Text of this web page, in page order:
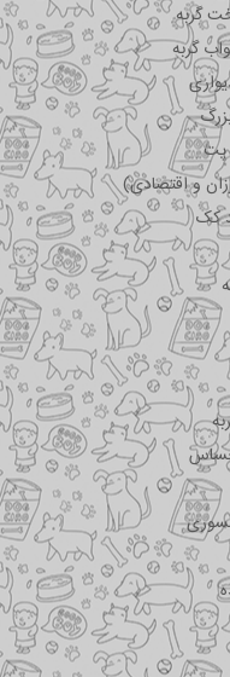
گربه
گربه
پت
و اقتصادی)
کک
حساس